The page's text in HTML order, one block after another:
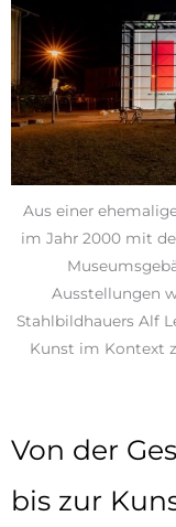
Aus einer
im Jahr 2000 mit
Ausstellungen
Stahlbildhauers Alf
Kunst im Kontext
Von der
bis zur